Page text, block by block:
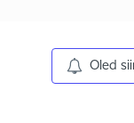
Oled